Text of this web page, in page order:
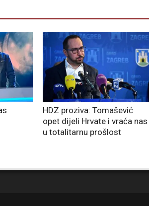
HDZ proziva: Tomašević
opet dijeli Hrvate i vraća nas
u totalitarnu prošlost